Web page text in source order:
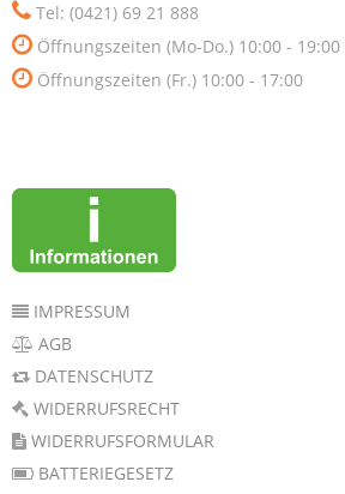
Tel: (0421) 69 21 888
Öffnungszeiten (Mo-Do.) 10:00 - 19:00
Öffnungszeiten (Fr.) 10:00 - 17:00
IMPRESSUM
AGB
DATENSCHUTZ
WIDERRUFSRECHT
WIDERRUFSFORMULAR
BATTERIEGESETZ